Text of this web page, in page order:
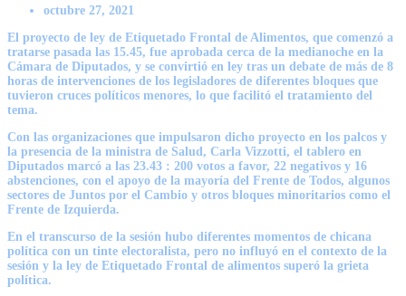
octubre 27, 2021
El proyecto de ley de Etiquetado Frontal de Alimentos, que comenzó a
tratarse pasada las 15.45, fue aprobada cerca de la medianoche en la
Cámara de Diputados, y se convirtió en ley tras un debate de más de 8
horas de intervenciones de los legisladores de diferentes bloques que
tuvieron cruces políticos menores, lo que facilitó el tratamiento del
tema.
Con las organizaciones que impulsaron dicho proyecto en los palcos y
la presencia de la ministra de Salud, Carla Vizzotti, el tablero en
Diputados marcó a las 23.43 : 200 votos a favor, 22 negativos y 16
abstenciones, con el apoyo de la mayoría del Frente de Todos, algunos
sectores de Juntos por el Cambio y otros bloques minoritarios como el
Frente de Izquierda.
En el transcurso de la sesión hubo diferentes momentos de chicana
política con un tinte electoralista, pero no influyó en el contexto de la
sesión y la ley de Etiquetado Frontal de alimentos superó la grieta
política.